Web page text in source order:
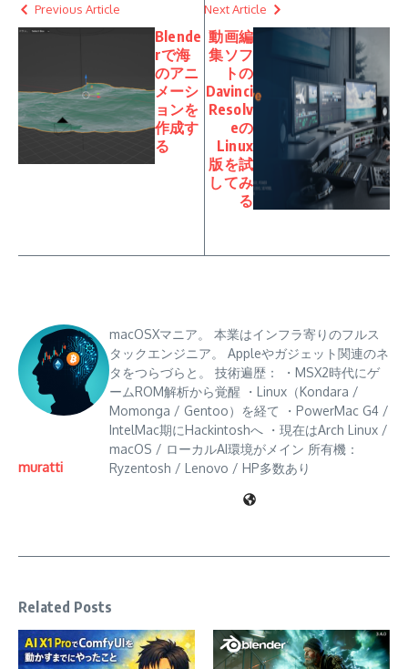
Previous Article
Blende
rで海
のアニ
メーシ
ョンを
作成す
る
Next Article
動画編
集ソフ
トの
Davinci
Resolv
eの
Linux
版を試
してみ
る
muratti
macOSXマニア。 本業はインフラ寄りのフルス
タックエンジニア。 Appleやガジェット関連のネ
タをつらづらと。 技術遍歴： ・MSX2時代にゲ
ームROM解析から覚醒 ・Linux（Kondara /
Momonga / Gentoo）を経て ・PowerMac G4 /
IntelMac期にHackintoshへ ・現在はArch Linux /
macOS / ローカルAI環境がメイン 所有機：
Ryzentosh / Lenovo / HP多数あり
Related Posts